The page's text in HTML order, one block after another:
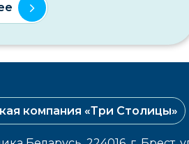
компания «Три Столицы»